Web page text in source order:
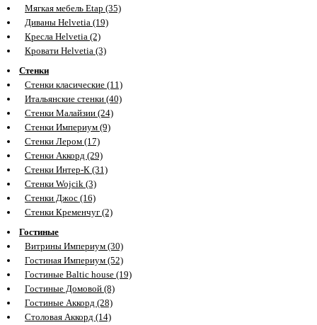
Мягкая мебель Etap (35)
Диваны Helvetia (19)
Кресла Helvetia (2)
Кровати Helvetia (3)
Стенки
Стенки класические (11)
Итальянские стенки (40)
Стенки Малайзии (24)
Стенки Империум (9)
Стенки Лером (17)
Стенки Аккорд (29)
Стенки Интер-К (31)
Стенки Wojcik (3)
Стенки Джос (16)
Стенки Кременчуг (2)
Гостиные
Витрины Империум (30)
Гостиная Империум (52)
Гостиные Baltic house (19)
Гостиные Домовой (8)
Гостиные Аккорд (28)
Столовая Аккорд (14)